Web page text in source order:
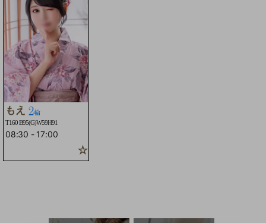
もえ
T160 B95(G)W59H91
08:30 - 17:00
☆2輪車コースOK☆お写真更新☆